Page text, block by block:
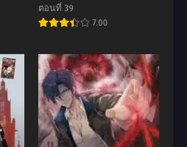
ตอนที่ 39
7.00